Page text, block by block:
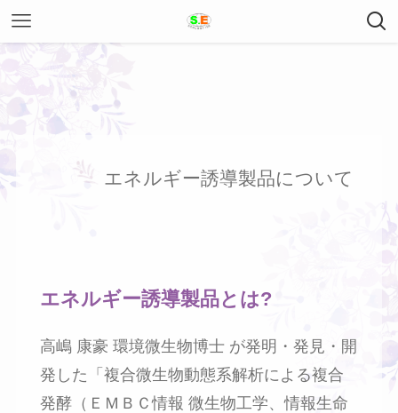
エネルギー誘導製品について
エネルギー誘導製品とは?
高嶋 康豪 環境微生物博士 が発明・発見・開
発した「複合微生物動態系解析による複合
発酵（ＥＭＢＣ情報 微生物工学、情報生命